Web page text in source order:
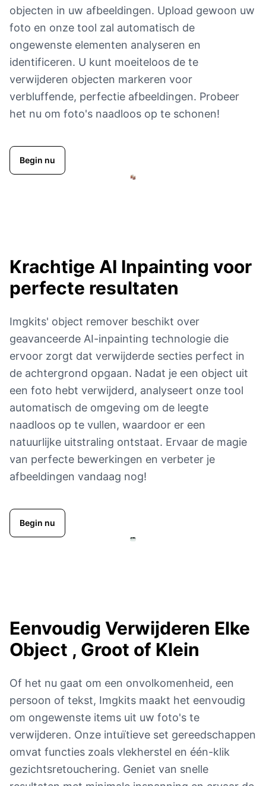
objecten in uw afbeeldingen. Upload gewoon uw
foto en onze tool zal automatisch de
ongewenste elementen analyseren en
identificeren. U kunt moeiteloos de te
verwijderen objecten markeren voor
verbluffende, perfectie afbeeldingen. Probeer
het nu om foto's naadloos op te schonen!
Begin nu
Krachtige AI Inpainting voor
perfecte resultaten
Imgkits' object remover beschikt over
geavanceerde AI-inpainting technologie die
ervoor zorgt dat verwijderde secties perfect in
de achtergrond opgaan. Nadat je een object uit
een foto hebt verwijderd, analyseert onze tool
automatisch de omgeving om de leegte
naadloos op te vullen, waardoor er een
natuurlijke uitstraling ontstaat. Ervaar de magie
van perfecte bewerkingen en verbeter je
afbeeldingen vandaag nog!
Begin nu
Eenvoudig Verwijderen Elke
Object , Groot of Klein
Of het nu gaat om een onvolkomenheid, een
persoon of tekst, Imgkits maakt het eenvoudig
om ongewenste items uit uw foto's te
verwijderen. Onze intuïtieve set gereedschappen
omvat functies zoals vlekherstel en één-klik
gezichtsretouchering. Geniet van snelle